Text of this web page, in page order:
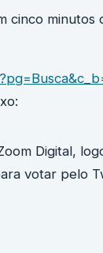
cinco minutos
Digital,
votar pelo